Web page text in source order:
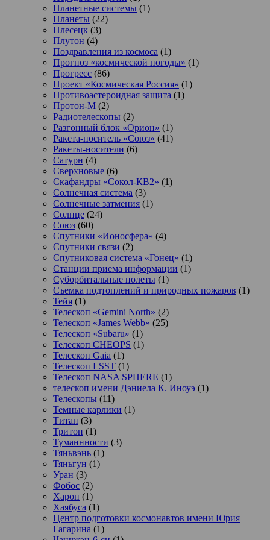
Планетные системы (1)
Планеты (22)
Плесецк (3)
Плутон (4)
Поздравления из космоса (1)
Прогноз «космической погоды» (1)
Прогресс (86)
Проект «Космическая Россия» (1)
Противоастероидная защита (1)
Протон-М (2)
Радиотелескопы (2)
Разгонный блок «Орион» (1)
Ракета-носитель «Союз» (41)
Ракеты-носители (6)
Сатурн (4)
Сверхновые (6)
Скафандры «Сокол-КВ2» (1)
Солнечная система (3)
Солнечные затмения (1)
Солнце (24)
Союз (60)
Спутники «Ионосфера» (4)
Спутники связи (2)
Спутниковая система «Гонец» (1)
Станции приема информации (1)
Суборбитальные полеты (1)
Съемка подтоплений и природных пожаров (1)
Тейя (1)
Телескоп «Gemini North» (2)
Телескоп «James Webb» (25)
Телескоп «Subaru» (1)
Телескоп CHEOPS (1)
Телескоп Gaia (1)
Телескоп LSST (1)
Телескоп NASA SPHERE (1)
телескоп имени Дэниела К. Иноуэ (1)
Телескопы (11)
Темные карлики (1)
Титан (3)
Тритон (1)
Туманнности (3)
Тяньвэнь (1)
Тяньгун (1)
Уран (3)
Фобос (2)
Харон (1)
Хаябуса (1)
Центр подготовки космонавтов имени Юрия
Гагарина (1)